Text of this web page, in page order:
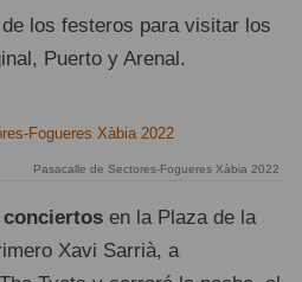
los festeros para visitar los
Puerto y Arenal.
Pasacalle de Sectores-Fogueres Xàbia 2022
conciertos en la Plaza de la
Xavi Sarrià, a